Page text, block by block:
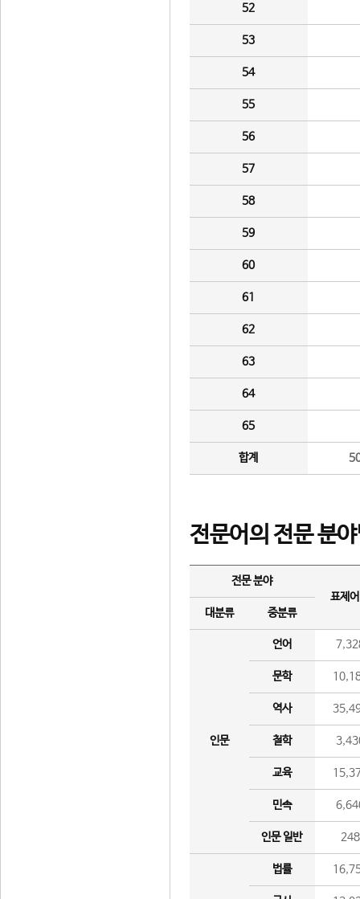
52
53
54
55
56
57
58
59
60
61
62
63
64
65
합계
전문어의 전문 분
전문 분야
표제
대분류
중분류
인문
언어
문학
역사
철학
교육
민속
인문 일반 248
법률